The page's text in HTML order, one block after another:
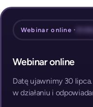
Webinar online ·
Webinar online
Datę ujawnimy 30
w działaniu i